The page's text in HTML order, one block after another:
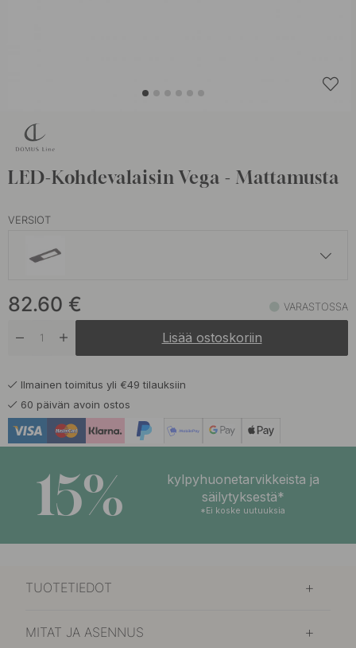
LED-Kohdevalaisin Vega - Mattamusta
VERSIOT
Ruostumaton Terässävy Varastossa
82.60 € VARASTOSSA
Lisää ostoskoriin
Ilmainen toimitus yli €49 tilauksiin
60 päivän avoin ostos
15%
kylpyhuonetarvikkeista ja
säilytyksestä*
*Ei koske uutuuksia
TUOTETIEDOT
MITAT JA ASENNUS